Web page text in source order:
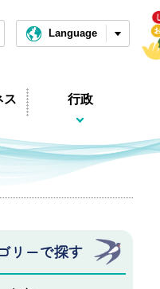
Language
ス 行政
リーで探す